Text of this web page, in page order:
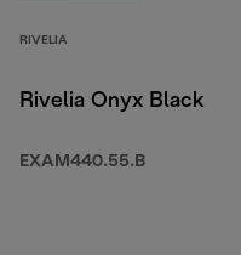
RIVELIA
Rivelia Onyx Black
EXAM440.55.B